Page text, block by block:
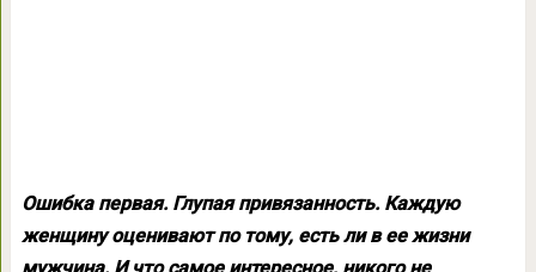
Ошибка первая. Глупая привязанность. Каждую
женщину оценивают по тому, есть ли в ее жизни